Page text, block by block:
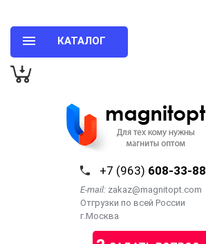
КАТАЛОГ
+7 (963) 608-33-88
E-mail: zakaz@magnitopt.com
Отгрузки по всей России
г.Москва